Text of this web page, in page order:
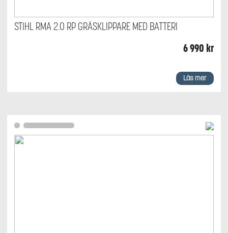
STIHL RMA 2.0 RP GRÄSKLIPPARE MED BATTERI
6 990 kr
Läs mer